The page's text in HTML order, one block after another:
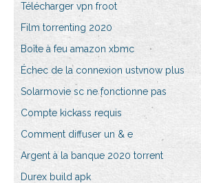
Télécharger vpn froot
Film torrenting 2020
Boîte à feu amazon xbmc
Échec de la connexion ustvnow plus
Solarmovie sc ne fonctionne pas
Compte kickass requis
Comment diffuser un & e
Argent à la banque 2020 torrent
Durex build apk